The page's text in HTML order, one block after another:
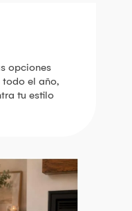
opciones
todo el año,
tu estilo